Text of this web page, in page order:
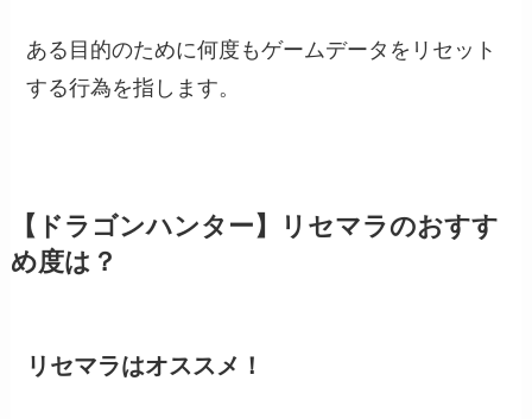
ある目的のために何度もゲームデータをリセット
する行為を指します。
【ドラゴンハンター】リセマラのおすす
め度は？
リセマラはオススメ！